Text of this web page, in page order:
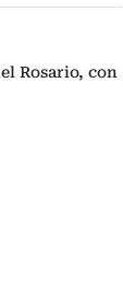
Rosario, con